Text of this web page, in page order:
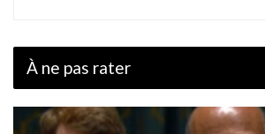
À ne pas rater